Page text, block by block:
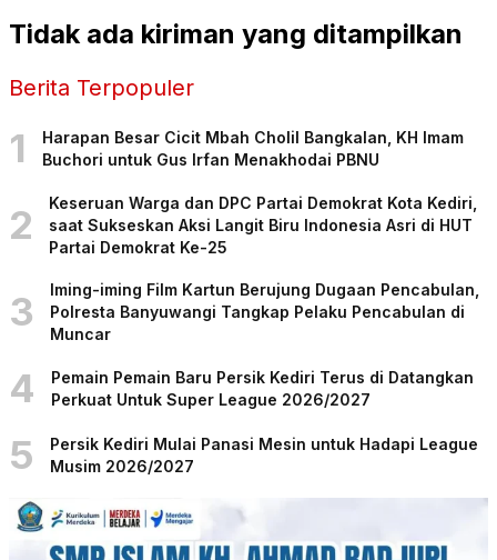
Tidak ada kiriman yang ditampilkan
Berita Terpopuler
1
Harapan Besar Cicit Mbah Cholil Bangkalan, KH Imam
Buchori untuk Gus Irfan Menakhodai PBNU
2
Keseruan Warga dan DPC Partai Demokrat Kota Kediri,
saat Sukseskan Aksi Langit Biru Indonesia Asri di HUT
Partai Demokrat Ke-25
3
Iming-iming Film Kartun Berujung Dugaan Pencabulan,
Polresta Banyuwangi Tangkap Pelaku Pencabulan di
Muncar
4
Pemain Pemain Baru Persik Kediri Terus di Datangkan
Perkuat Untuk Super League 2026/2027
5
Persik Kediri Mulai Panasi Mesin untuk Hadapi League
Musim 2026/2027